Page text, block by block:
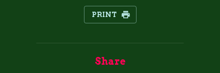
PRINT
Share